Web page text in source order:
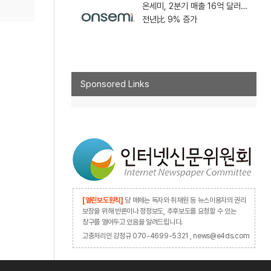
온세미, 2분기 매출 16억 달러…
전년比 9% 증가
Sponsored Links
[열린보도원칙] 당 매체는 독자와 취재원 등 뉴스이용자의 권리
보장을 위해 반론이나 정정보도, 추후보도를 요청할 수 있는
창구를 열어두고 있음을 알려드립니다.
고충처리인 강정규 070-4699-5321 , news@e4ds.com